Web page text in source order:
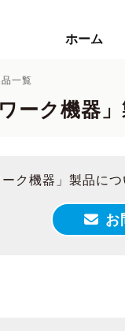
ホーム
一覧
ーク機器
ホーム
ーク機器」製品に
お